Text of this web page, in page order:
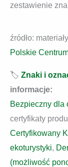
zestawienie
źródło:
Polskie
🏷️ Znaki i
informacje:
Bezpieczny dla
certyfikaty
Certyfikowany
ekoturystyki,
(możliwość